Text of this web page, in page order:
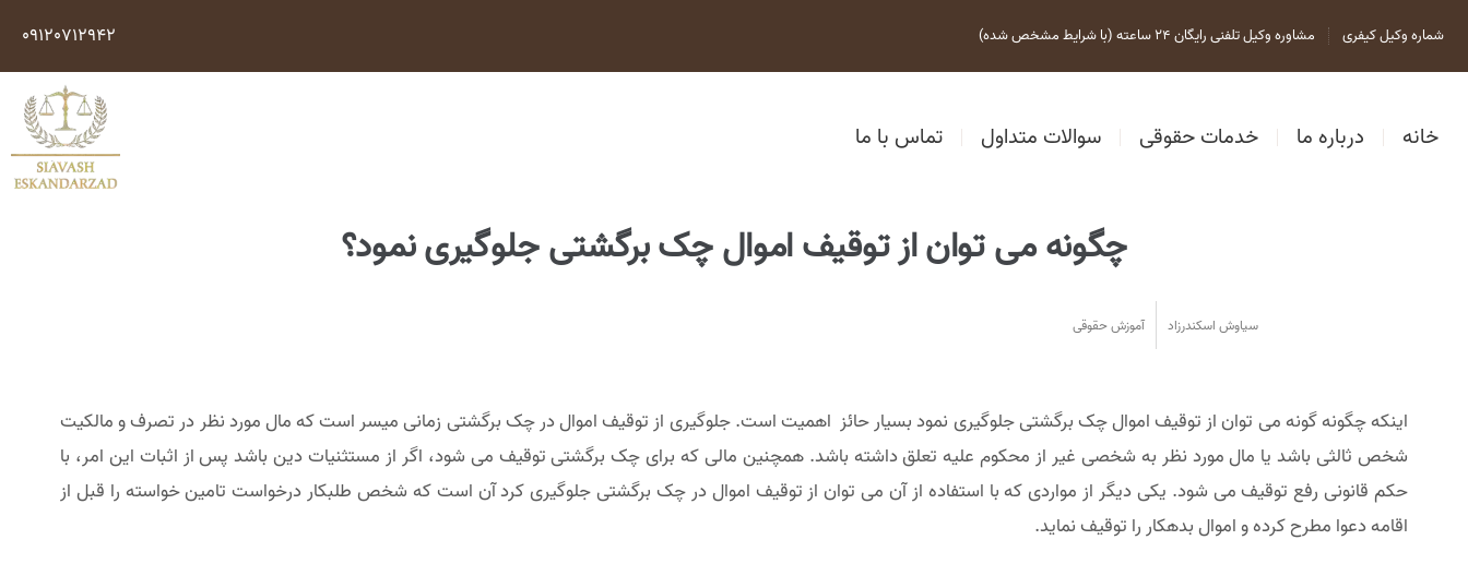
شماره وکیل کیفری مشاوره وکیل تلفنی رایگان 24 ساعته (با شرایط مشخص شده) 09120712942
خانه درباره ما خدمات حقوقی سوالات متداول تماس با ما
چگونه می توان از توقیف اموال چک برگشتی جلوگیری نمود؟
سیاوش اسکندرزاد آموزش حقوقی
اینکه چگونه گونه می توان از توقیف اموال چک برگشتی جلوگیری نمود بسیار حائز اهمیت است. جلوگیری از توقیف اموال در چک برگشتی زمانی میسر است که مال مورد نظر در تصرف و مالکیت
شخص ثالثی باشد یا مال مورد نظر به شخصی غیر از محکوم علیه تعلق داشته باشد. همچنین مالی که برای چک برگشتی توقیف می شود، اگر از مستثنیات دین باشد پس از اثبات این امر، با
حکم قانونی رفع توقیف می شود. یکی دیگر از مواردی که با استفاده از آن می توان از توقیف اموال در چک برگشتی جلوگیری کرد آن است که شخص طلبکار درخواست تامین خواسته را قبل از
اقامه دعوا مطرح کرده و اموال بدهکار را توقیف نماید.